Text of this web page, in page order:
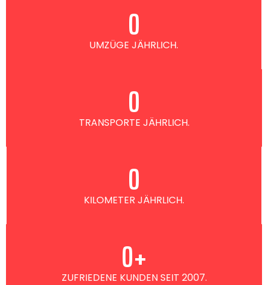
UMZÜGE JÄHRLICH.
0
TRANSPORTE JÄHRLICH.
0
KILOMETER JÄHRLICH.
0
ZUFRIEDENE KUNDEN SEIT 2007.
0+